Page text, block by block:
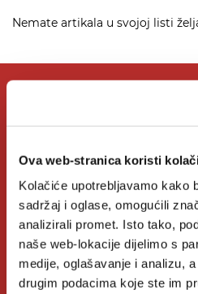
Ova web-stranica koristi
Kolačiće upotrebljavamo kako
sadržaj i oglase, omogućili
analizirali promet. Isto tako,
naše web-lokacije dijelimo s
medije, oglašavanje i analizu,
drugim podacima koje ste im
Nemate artikala u svojoj listi
O
Knjižare
Klub